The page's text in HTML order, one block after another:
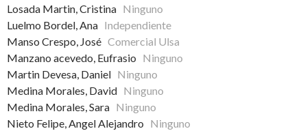
Losada Martin, Cristina Ninguno
Luelmo Bordel, Ana Independiente
Manso Crespo, José Comercial Ulsa
Manzano acevedo, Eufrasio Ninguno
Martin Devesa, Daniel Ninguno
Medina Morales, David Ninguno
Medina Morales, Sara Ninguno
Nieto Felipe, Angel Alejandro Ninguno